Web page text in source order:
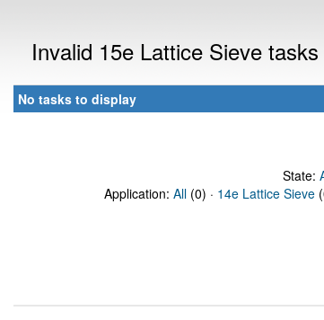
Invalid 15e Lattice Sieve
No tasks to display
State:
Application: All (0) · 14e Lattice Sieve